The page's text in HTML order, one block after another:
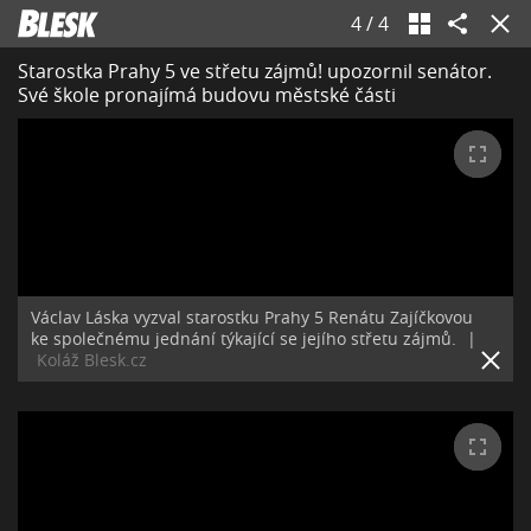
4/4
Starostka Prahy 5 ve střetu zájmů! upozornil senátor.
Své škole pronajímá budovu městské části
Václav Láska vyzval starostku Prahy 5 Renátu Zajíčkovou
ke společnému jednání týkající se jejího střetu zájmů.
|
Koláž Blesk.cz